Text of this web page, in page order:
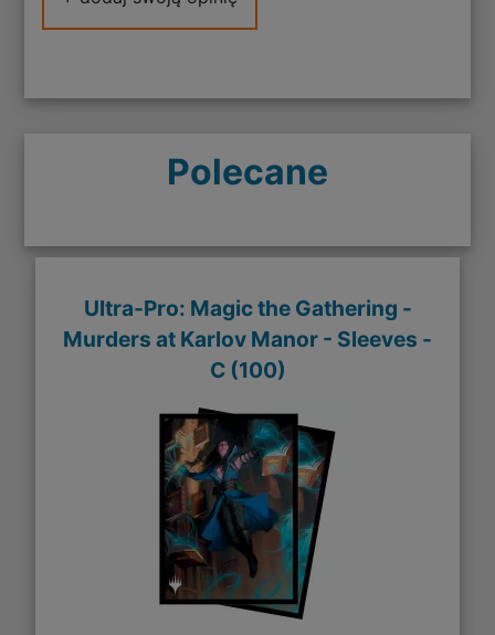
Polecane
Ultra-Pro: Magic the Gathering -
Murders at Karlov Manor - Sleeves -
C (100)